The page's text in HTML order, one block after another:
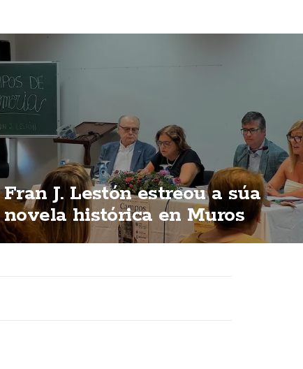
Fran J. Lestón estreou a súa
novela histórica en Muros